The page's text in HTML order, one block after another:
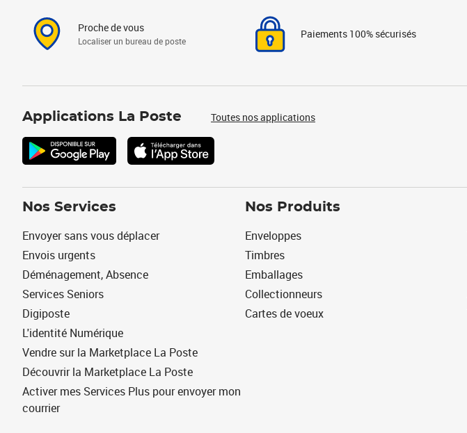
Proche de vous
Localiser un bureau de poste
Paiements 100% sécurisés
Applications La Poste Toutes nos applications
Nos Services
Envoyer sans vous déplacer
Envois urgents
Déménagement, Absence
Services Seniors
Digiposte
L'identité Numérique
Vendre sur la Marketplace La Poste
Découvrir la Marketplace La Poste
Activer mes Services Plus pour envoyer mon
courrier
Nos Produits
Enveloppes
Timbres
Emballages
Collectionneurs
Cartes de voeux